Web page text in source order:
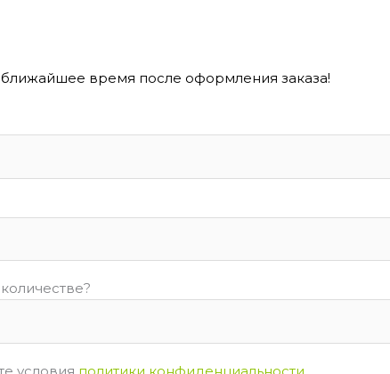
время после оформления заказа!
условия политики конфиденциальности